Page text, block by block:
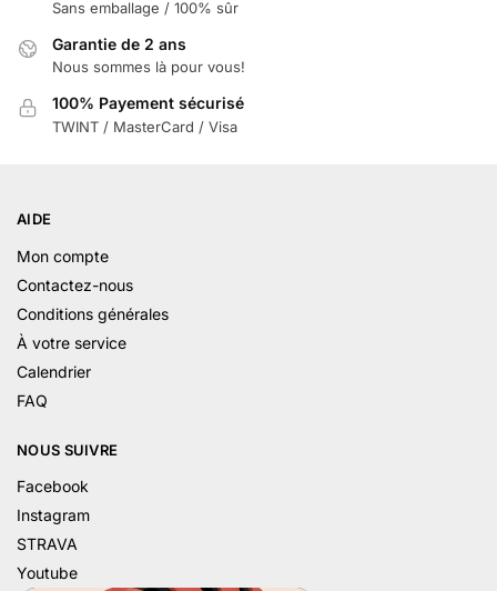
Sans emballage / 100% sûr
Garantie de 2 ans
Nous sommes là pour vous!
100% Payement sécurisé
TWINT / MasterCard / Visa
AIDE
Mon compte
Contactez-nous
Conditions générales
À votre service
Calendrier
FAQ
NOUS SUIVRE
Facebook
Instagram
STRAVA
Youtube